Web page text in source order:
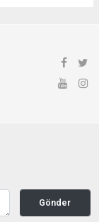
Gönder